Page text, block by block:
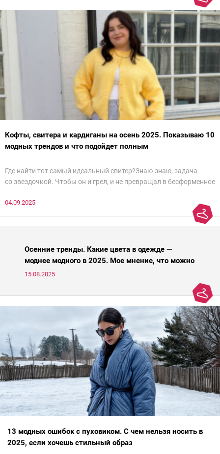
Кофты, свитера и кардиганы на осень 2025. Показываю 10
модных трендов и что подойдет полным
Где найти тот самый идеальный свитер?Знаю-знаю, задача
со звездочкой. Чтобы он и грел, и не превращал в бесформенное
паники.
04.09.2025
Осенние тренды. Какие цвета в одежде —
моднее модного в 2025. Мое мнение, что можно
носить, а что нет
15.08.2025
13 модных ошибок с пуховиком. С чем нельзя носить в
2025, если хочешь стильный образ